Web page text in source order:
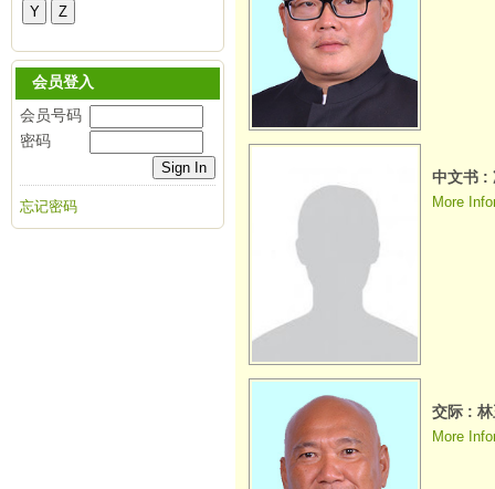
会员登入
会员号码
密码
忘记密码
中文书 :
More
交际 :
More